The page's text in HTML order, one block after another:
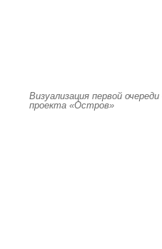
Визуализация первой
проекта «Остров»